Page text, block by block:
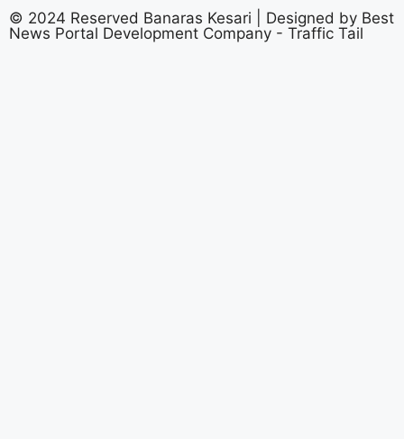
© 2024 Reserved Banaras Kesari | Designed by Best
News Portal Development Company - Traffic Tail